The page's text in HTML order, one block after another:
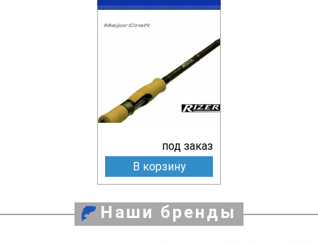
под заказ
В корзину
Наши бренды